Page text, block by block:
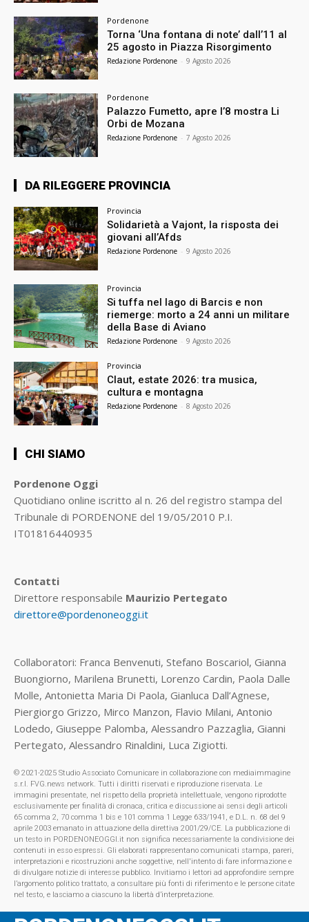
Pordenone
Torna ‘Una fontana di note’ dall’11 al
25 agosto in Piazza Risorgimento
Redazione Pordenone - 9 Agosto 2026
Pordenone
Palazzo Fumetto, apre l’8 mostra Li
Orbi de Mozana
Redazione Pordenone - 7 Agosto 2026
DA RILEGGERE PROVINCIA
Provincia
Solidarietà a Vajont, la risposta dei
giovani all’Afds
Redazione Pordenone - 9 Agosto 2026
Provincia
Si tuffa nel lago di Barcis e non
riemerge: morto a 24 anni un militare
della Base di Aviano
Redazione Pordenone - 9 Agosto 2026
Provincia
Claut, estate 2026: tra musica,
cultura e montagna
Redazione Pordenone - 8 Agosto 2026
CHI SIAMO
Pordenone Oggi
Quotidiano online iscritto al n. 26 del registro stampa del
Tribunale di PORDENONE del 19/05/2010 P.I.
IT01816440935
Contatti
Direttore responsabile Maurizio Pertegato
direttore@pordenoneoggi.it
Collaboratori: Franca Benvenuti, Stefano Boscariol, Gianna
Buongiorno, Marilena Brunetti, Lorenzo Cardin, Paola Dalle
Molle, Antonietta Maria Di Paola, Gianluca Dall’Agnese,
Piergiorgo Grizzo, Mirco Manzon, Flavio Milani, Antonio
Lodedo, Giuseppe Palomba, Alessandro Pazzaglia, Gianni
Pertegato, Alessandro Rinaldini, Luca Zigiotti.
© 2021-2025 Studio Associato Comunicare in collaborazione con mediaimmagine
s.r.l. FVG.news network. Tutti i diritti riservati e riproduzione riservata. Le
immagini presentate, nel rispetto della proprietà intellettuale, vengono riprodotte
esclusivamente per finalità di cronaca, critica e discussione ai sensi degli articoli
65 comma 2, 70 comma 1 bis e 101 comma 1 Legge 633/1941, e D.L. n. 68 del 9
aprile 2003 emanato in attuazione della direttiva 2001/29/CE. La pubblicazione di
un testo in PORDENONEOGGI.it non significa necessariamente la condivisione dei
contenuti in esso espressi. Gli elaborati rappresentano comunicati stampa, pareri,
interpretazioni e ricostruzioni anche soggettive, nell'intento di fare informazione e
di divulgare notizie di interesse pubblico. Invitiamo i lettori ad approfondire sempre
l’argomento politico trattato, a consultare più fonti di riferimento e le persone citate
nel testo, e lasciamo a ciascuno la libertà d’interpretazione.